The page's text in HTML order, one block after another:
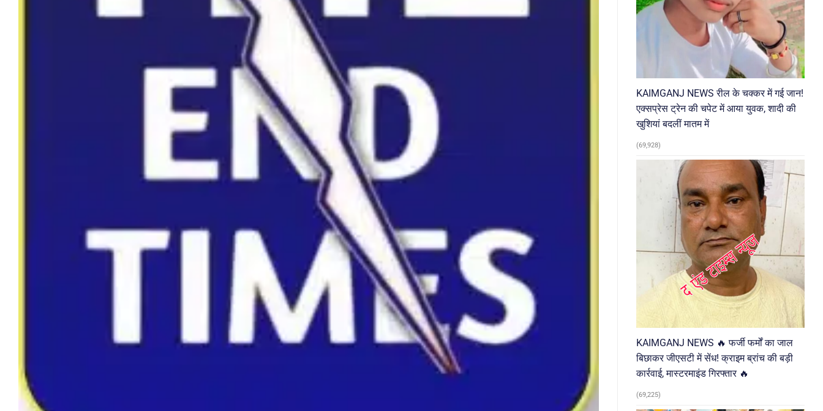
KAIMGANJ NEWS रील के चक्कर में गई जान!
एक्सप्रेस ट्रेन की चपेट में आया युवक, शादी की
खुशियां बदलीं मातम में
(69,928)
KAIMGANJ NEWS 🔥 फर्जी फर्मों का जाल
बिछाकर जीएसटी में सेंध! क्राइम ब्रांच की बड़ी
कार्रवाई, मास्टरमाइंड गिरफ्तार 🔥
(69,225)